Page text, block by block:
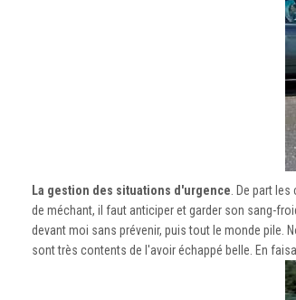
La gestion des situations d'urgence . De part
de méchant, il faut anticiper et garder son sang-
devant moi sans prévenir, puis tout le monde pile.
sont très contents de l'avoir échappé belle. En